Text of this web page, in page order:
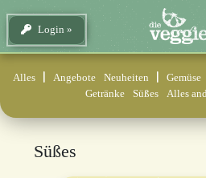
Login
Alles Angebote Neuheiten Gemüse
Getränke
Süßes Alles
Süßes